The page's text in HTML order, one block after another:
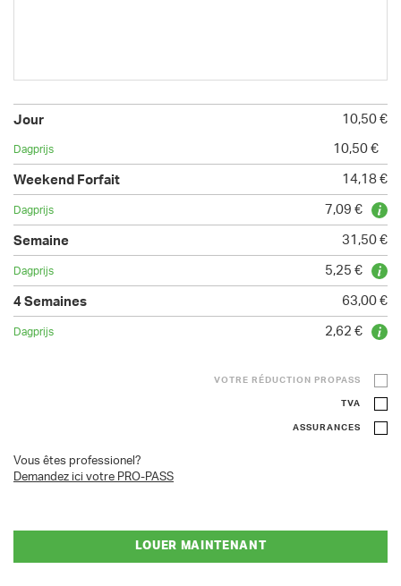
10,50 €
10,50 €
14,18 €
7,09 €
31,50 €
5,25 €
63,00 €
2,62 €
VOTRE RÉDUCTION PROPASS
TVA
ASSURANCES
Vous êtes professionel?
Demandez ici votre PRO-PASS
LOUER MAINTENANT